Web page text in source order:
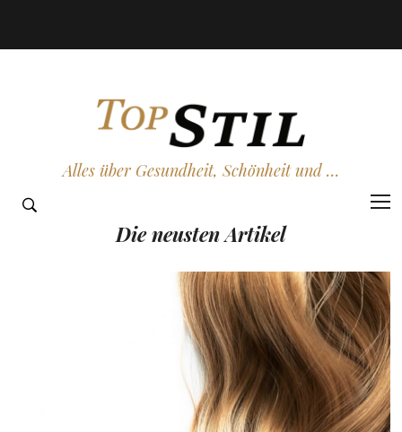
Alles über Gesundheit, Schönheit und …
Die neusten Artikel